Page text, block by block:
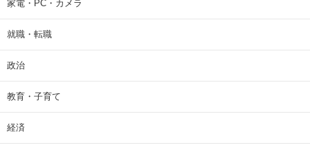
家電・PC・カメラ
就職・転職
政治
教育・子育て
経済